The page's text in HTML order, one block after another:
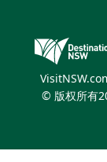
新南威尔士
缤纷悉尼灯
© 版权所有